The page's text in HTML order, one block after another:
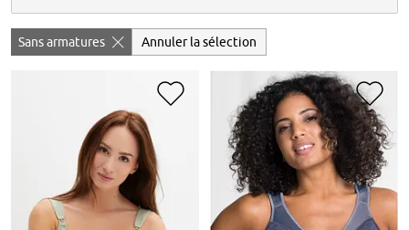
Sans armatures Annuler la sélection